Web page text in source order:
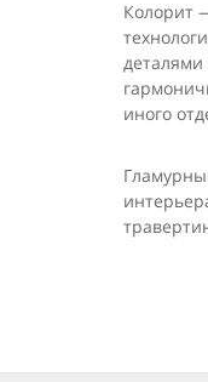
Колорит
деталями
иного